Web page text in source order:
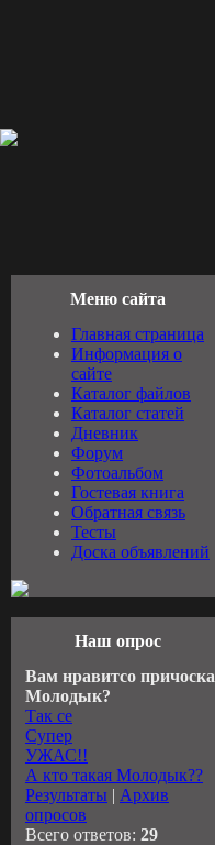
Меню сайта
Главная страница
Информация о
сайте
Каталог файлов
Каталог статей
Дневник
Форум
Фотоальбом
Гостевая книга
Обратная связь
Тесты
Доска объявлений
Наш опрос
Вам нравитсо причоска
Молодык?
Так се
Супер
УЖАС!!
А кто такая Молодык??
Результаты | Архив
опросов
Всего ответов: 29